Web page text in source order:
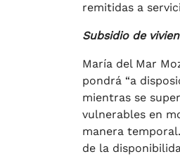
remitidas a
Subsidio de
María del Mar
pondrá “a
mientras se
vulnerables en
manera
de la